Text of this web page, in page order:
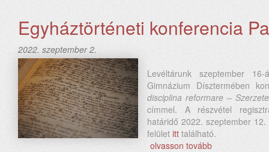
Egyháztörténeti konferencia
2022. szeptember 2.
Levéltárunk szeptember
Gimnázium Dísztermében
disciplina reformare –
címmel. A részvétel
határidő 2022. szeptember
felület itt található.
olvasson tovább